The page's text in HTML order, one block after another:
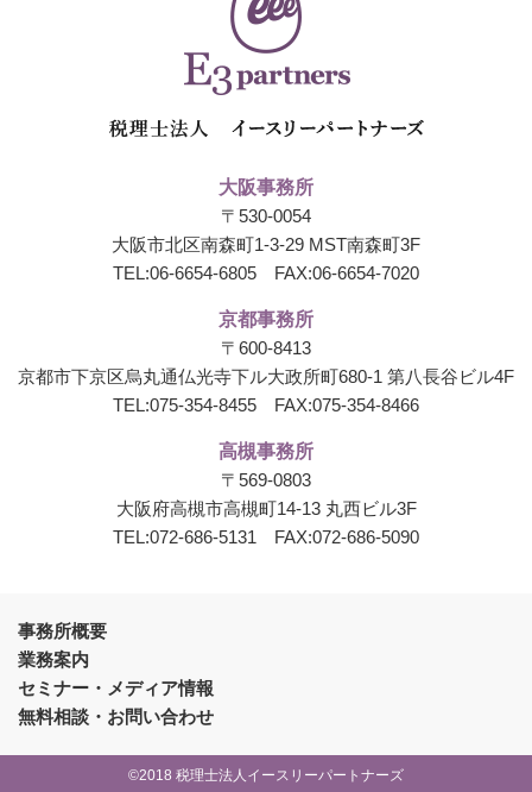
大阪事務所
〒530-0054
大阪市北区南森町1-3-29 MST南森町3F
TEL:06-6654-6805 FAX:06-6654-7020
京都事務所
〒600-8413
京都市下京区烏丸通仏光寺下ル大政所町680-1 第八長谷ビル4F
TEL:075-354-8455 FAX:075-354-8466
高槻事務所
〒569-0803
大阪府高槻市高槻町14-13 丸西ビル3F
TEL:072-686-5131 FAX:072-686-5090
事務所概要
業務案内
セミナー・メディア情報
無料相談・お問い合わせ
©2018 税理士法人イースリーパートナーズ